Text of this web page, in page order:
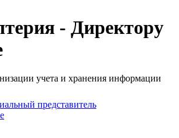
- Директору
учета и хранения информации
представитель